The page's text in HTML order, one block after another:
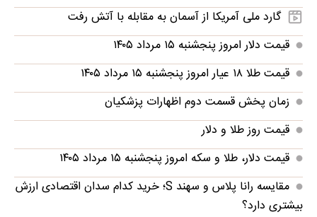
گارد ملی آمریکا از آسمان به مقابله با آتش رفت
قیمت دلار امروز پنجشنبه ۱۵ مرداد ۱۴۰۵
قیمت طلا ۱۸ عیار امروز پنجشنبه ۱۵ مرداد ۱۴۰۵
زمان پخش قسمت دوم اظهارات پزشکیان
قیمت روز طلا و دلار
قیمت دلار، طلا و سکه امروز پنجشنبه ۱۵ مرداد ۱۴۰۵
مقایسه رانا پلاس و سهند S؛ خرید کدام سدان اقتصادی ارزش
بیشتری دارد؟